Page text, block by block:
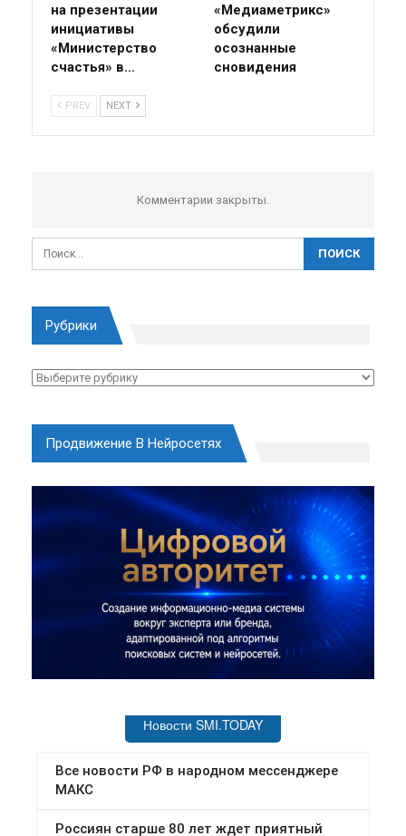
на презентации
инициативы
«Министерство
счастья» в…
«Медиаметрикс»
обсудили
осознанные
сновидения
PREV NEXT
Комментарии закрыты.
Рубрики
Рубрики
Продвижение В Нейросетях